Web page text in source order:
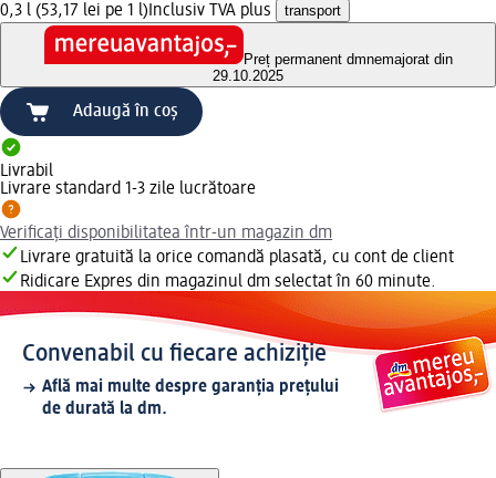
0,3 l (53,17 lei pe 1 l) Inclusiv TVA plus transport
Preț permanent dmnemajorat din
29.10.2025
Adaugă în coș
Livrabil
Livrare standard 1-3 zile lucrătoare
Verificați disponibilitatea într-un magazin dm
Livrare gratuită la orice comandă plasată, cu cont de client
Ridicare Expres din magazinul dm selectat în 60 minute.
Convenabil cu fiecare achiziție
Află mai multe despre garanția prețului
de durată la dm.